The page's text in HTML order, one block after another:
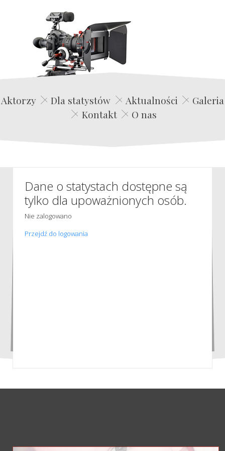
Edwin Film Agencja Aktorska
Aktorzy Dla statystów Aktualności
Galeria
Kontakt
O nas
Dane o statystach dostępne są
tylko dla upoważnionych osób.
Nie zalogowano
Przejdź do logowania